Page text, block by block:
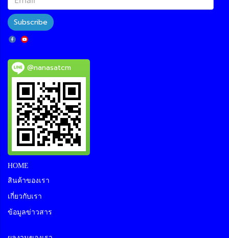
Subscribe
@nanasatcm
HOME
สินค้าของเรา
เกี่ยวกับเรา
ข้อมูลข่าวสาร